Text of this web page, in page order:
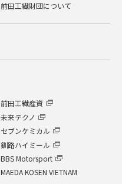
前田工繊財団について
前田工繊産資
未来テクノ
セブンケミカル
釧路ハイミール
BBS Motorsport
MAEDA KOSEN VIETNAM